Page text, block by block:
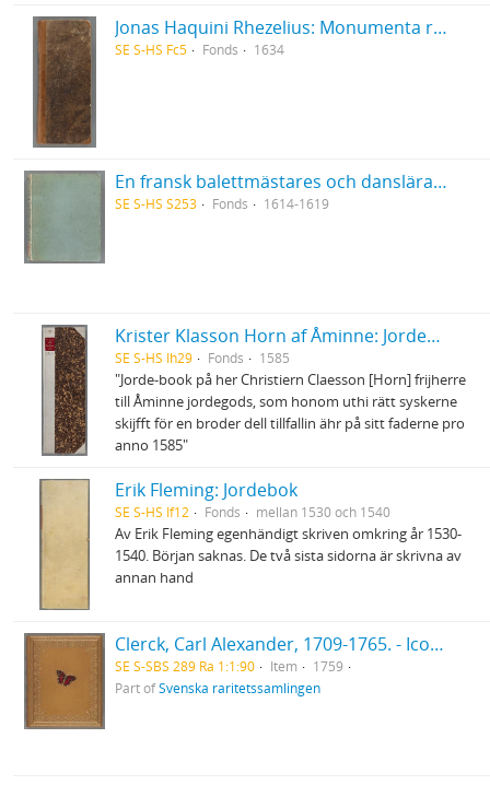
Jonas Haquini Rhezelius: Monumenta runica in Ölandia comitatu Regni Sveciæ Gothiaquæ
SE S-HS Fc5 Fonds 1634
En fransk balettmästares och danslärares i Bruxelles 1614-19 anteckningsbok
SE S-HS S253 Fonds 1614-1619
Krister Klasson Horn af Åminne: Jordebok
SE S-HS Ih29 Fonds 1585
"Jorde-book på her Christiern Claesson [Horn] frijherre
till Åminne jordegods, som honom uthi rätt syskerne
skijfft för en broder dell tillfallin ähr på sitt faderne pro
anno 1585"
Erik Fleming: Jordebok
SE S-HS If12 Fonds mellan 1530 och 1540
Av Erik Fleming egenhändigt skriven omkring år 1530-
1540. Början saknas. De två sista sidorna är skrivna av
annan hand
Clerck, Carl Alexander, 1709-1765. - Icones insectorum rariorum. (Pl.titelbl.) Stockholm. 1-2. 1759-65. [Del 1], Caroli Clerck reg: soc: scient: Upsal: membr: Icones insectorum rariorum cum nominibus eorum trivialibus, locisqve e C: Linnæi ... Syst: nat: allegatis Holmiæ 1759.. - 1759
SE S-SBS 289 Ra 1:1:90 Item
1759
Part ofSvenska raritetssamlingen